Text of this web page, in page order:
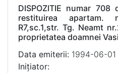
DISPOZITIE numar
restituirea apartam.
R7,sc.1,str. Tg. Neamt
proprietatea doamnei
Data emiterii: 1994-06-01
Inițiator: